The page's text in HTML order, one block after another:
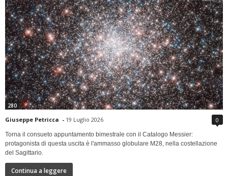
280
Giuseppe Petricca - 19 Luglio 2026 0
Torna il consueto appuntamento bimestrale con il Catalogo Messier:
protagonista di questa uscita è l'ammasso globulare M28, nella costellazione
del Sagittario.
Continua a leggere